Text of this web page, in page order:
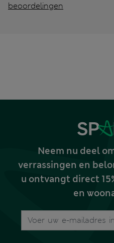
beoordelingen
Neem nu deel
verrassingen en
u ontvangt direct
en